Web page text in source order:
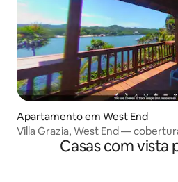
Apartamento em West End
Villa Grazia, West End —
Casas com vista